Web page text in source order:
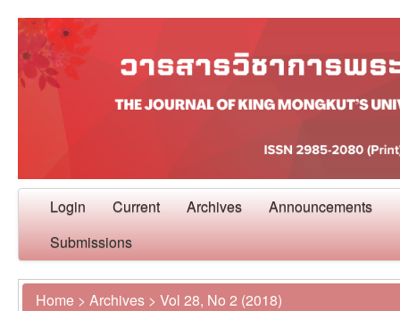
Login Current Archives Announcements
Submissions
Home > Archives > Vol 28, No 2 (2018)